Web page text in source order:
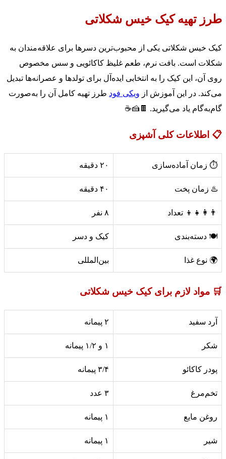
طرز تهیه کیک خیس شکلاتی
کیک خیس شکلاتی یکی از محبوب‌ترین دسرها برای علاقه‌مندان به
شکلات است. بافت نرم، طعم غلیظ کاکائویی و سس مخصوص
روی آن، این کیک را به انتخابی ایده‌آل برای تولدها و عصرانه‌ها تبدیل
می‌کند. در این آموزش از ویکی فود طرز تهیه کامل آن را به‌صورت
گام‌به‌گام یاد می‌گیرید. 🍫🍰☕
📋 اطلاعات کلی آشپزی
⏱️ زمان آماده‌سازی ۲۰ دقیقه
♨️ زمان پخت ۴۰ دقیقه
👨‍👩‍👧‍👦 تعداد ۸ نفر
🍽️ دسته‌بندی کیک و دسر
🌍 نوع غذا بین‌المللی
🛒 مواد لازم برای کیک خیس شکلاتی
آرد سفید ۲ پیمانه
شکر ۱ و ۱/۲ پیمانه
پودر کاکائو ۳/۴ پیمانه
تخم‌مرغ ۳ عدد
روغن مایع ۱ پیمانه
شیر ۱ پیمانه